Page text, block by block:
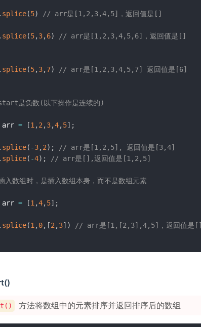
. splice(5) // arr是[1,2,3,4,5]，返回值是[]
. splice(5,3,6) // arr是[1,2,3,4,5,6]，返回值是[]
. splice(5,3,7) // arr是[1,2,3,4,5,7] 返回值是[6]
是负数(以下操作是连续的)
arr = [1 ,2 ,3,4,5] ;
. splice( -3,2) ;
// arr是[1,2,5], 返回值是[3,4]
. splice( -4) ; // arr是[],返回值是[1,2,5]
数组时，是插入数组本身，而不是数组元素
arr = [1 ,4,5] ;
. splice(1 ,0, [2 ,3] ) // arr是[1,[2,3],4,5]，返回值是[]
方法将数组中的元素排序并返回排序后的数组